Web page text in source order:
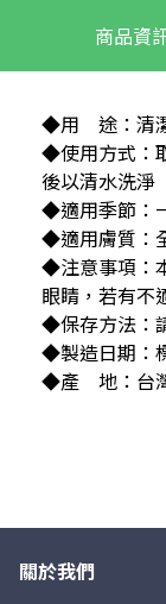
商品資
◆用    途：清
◆使用方式：
後以清水洗淨
◆適用季節：
◆適用膚質：
◆注意事項：
眼睛，若有不
◆保存方法：
◆製造日期：
◆產    地：台
關於我們